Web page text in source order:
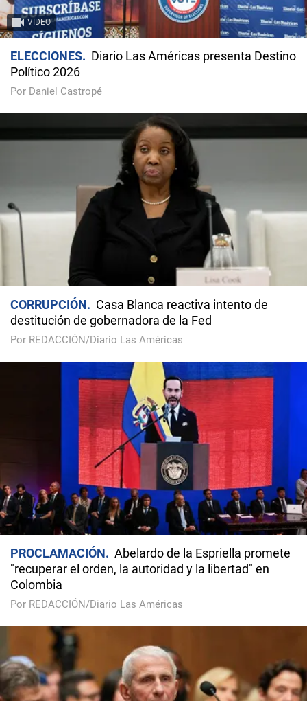
VIDEO
ELECCIONES
Diario Las Américas presenta Destino
Político 2026
Por Daniel Castropé
CORRUPCIÓN
Casa Blanca reactiva intento de
destitución de gobernadora de la Fed
Por REDACCIÓN/Diario Las Américas
PROCLAMACIÓN
Abelardo de la Espriella promete
"recuperar el orden, la autoridad y la libertad" en
Colombia
Por REDACCIÓN/Diario Las Américas